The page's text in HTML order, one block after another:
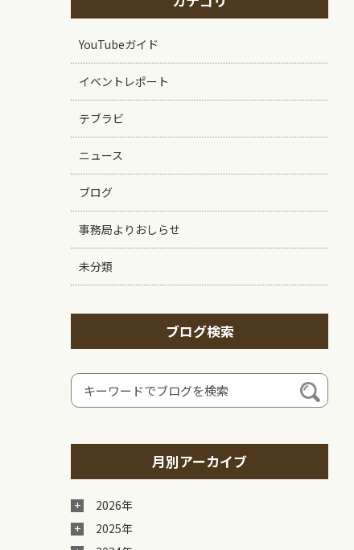
YouTubeガイド
イベントレポート
テブラビ
ニュース
ブログ
事務局よりおしらせ
未分類
ブログ検索
月別アーカイブ
2026年
2025年